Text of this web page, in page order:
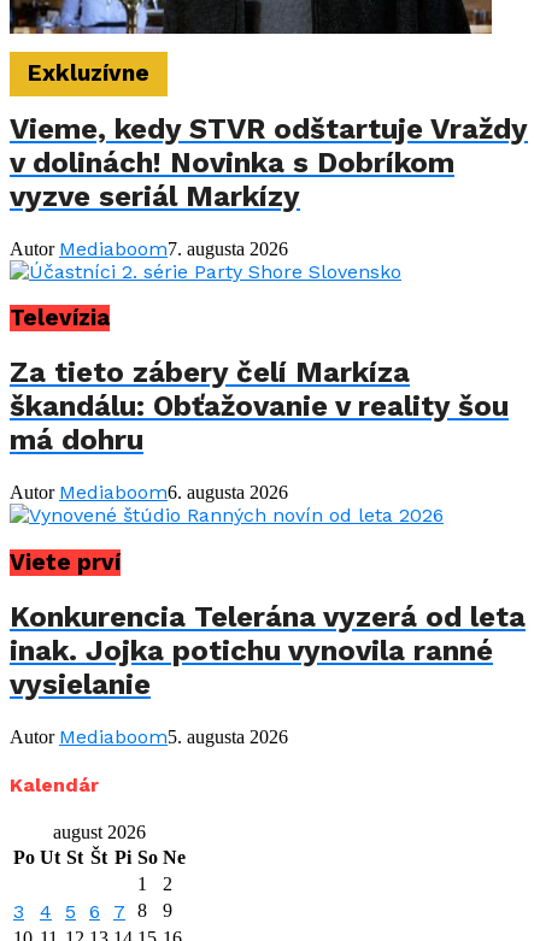
Exkluzívne
Vieme, kedy STVR odštartuje Vraždy
v dolinách! Novinka s Dobríkom
vyzve seriál Markízy
Autor Mediaboom7. augusta 2026
Televízia
Za tieto zábery čelí Markíza
škandálu: Obťažovanie v reality šou
má dohru
Autor Mediaboom6. augusta 2026
Viete prví
Konkurencia Telerána vyzerá od leta
inak. Jojka potichu vynovila ranné
vysielanie
Autor Mediaboom5. augusta 2026
Kalendár
august 2026
Po Ut St Št Pi So Ne
1
2
3 4 5 6 7 8
9